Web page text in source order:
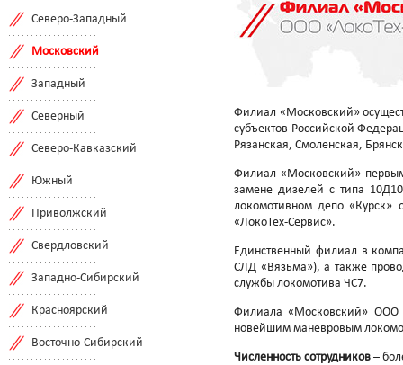
Северо-Западный
Московский
Западный
Северный
Северо-Кавказский
Южный
Приволжский
Свердловский
Западно-Сибирский
Красноярский
Восточно-Сибирский
Филиал «Московский»
субъектов Российской
Рязанская, Смоленская,
Филиал «Московский»
замене дизелей с типа
локомотивном депо «Курск»
«ЛокоТех-Сервис».
Единственный филиал в
СЛД «Вязьма»), а также
службы локомотива ЧС7.
Филиала «Московский» ООО
новейшим маневровым
Численность сотрудников –